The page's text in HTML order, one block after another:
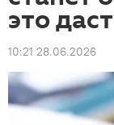
это даст
10:21 28.06.2026